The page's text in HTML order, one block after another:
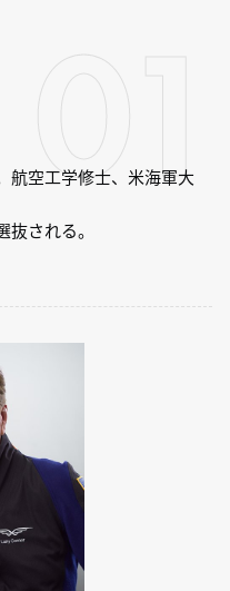
航空工学修士、米海軍大
される。
01